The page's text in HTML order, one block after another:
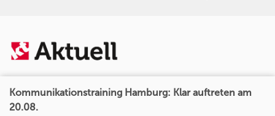
Kommunikationstraining Hamburg: Klar auftreten am
20.08.